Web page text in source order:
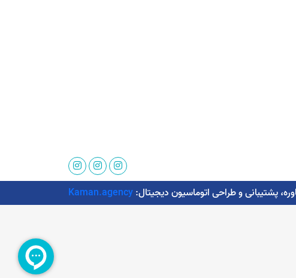
Kaman.agency